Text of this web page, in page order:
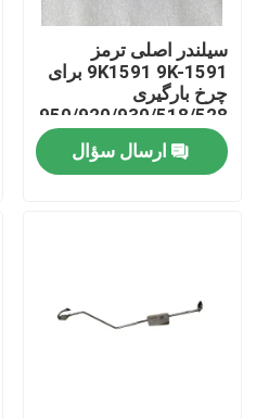
محصولات
سیلندر اصلی ترمز
9K1591 9K-1591 برای
چرخ بارگیری
950/920/930/518/528
ارسال سؤال